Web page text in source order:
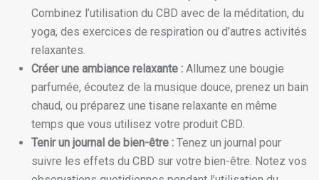
Combinez l’utilisation du CBD avec de la méditation, du
yoga, des exercices de respiration ou d’autres activités
relaxantes.
Créer une ambiance relaxante : Allumez une bougie
parfumée, écoutez de la musique douce, prenez un bain
chaud, ou préparez une tisane relaxante en même
temps que vous utilisez votre produit CBD.
Tenir un journal de bien-être : Tenez un journal pour
suivre les effets du CBD sur votre bien-être. Notez vos